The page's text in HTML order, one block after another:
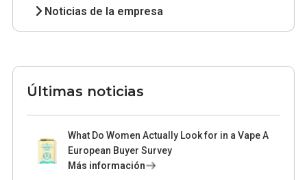
Noticias de la empresa
Últimas noticias
What Do Women Actually Look for in a Vape A
European Buyer Survey
Más información